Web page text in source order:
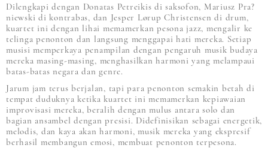
Dilengkapi dengan Donatas Petreikis di saksofon, Mariusz Pra?
niewski di kontrabas, dan Jesper Lørup Christensen di drum,
kuartet ini dengan lihai memamerkan pesona jazz, mengalir ke
telinga penonton dan langsung menggapai hati mereka. Setiap
musisi memperkaya penampilan dengan pengaruh musik budaya
mereka masing-masing, menghasilkan harmoni yang melampaui
batas-batas negara dan genre.
Jarum jam terus berjalan, tapi para penonton semakin betah di
tempat duduknya ketika kuartet ini memamerkan kepiawaian
improvisasi mereka, beralih dengan mulus antara solo dan
bagian ansambel dengan presisi. Didefinisikan sebagai energetik,
melodis, dan kaya akan harmoni, musik mereka yang ekspresif
berhasil membangun emosi, membuat penonton terpesona.